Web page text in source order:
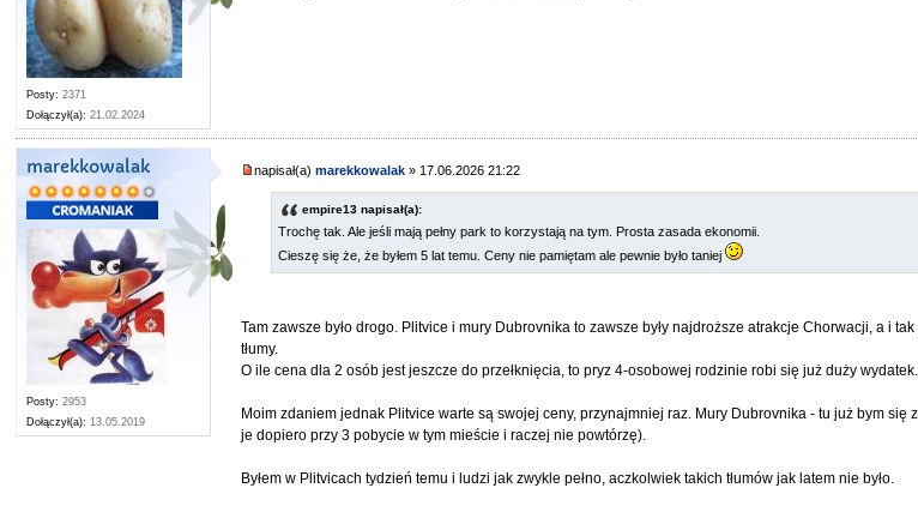
Posty: 2371
Dołączył(a): 21.02.2024
marekkowalak
Posty: 2953
Dołączył(a): 13.05.2019
napisał(a)marekkowalak » 17.06.2026 21:22
empire13 napisał(a):
Trochę tak. Ale jeśli mają pełny park to korzystają na tym. Prosta zasada ekonomii.
Cieszę się że, że byłem 5 lat temu. Ceny nie pamiętam ale pewnie było taniej
Tam zawsze było drogo. Plitvice i mury Dubrovnika to zawsze były najdroższe atrakcje Chorwacji, a i tak
tłumy.
O ile cena dla 2 osób jest jeszcze do przełknięcia, to pryz 4-osobowej rodzinie robi się już duży wydatek.
Moim zdaniem jednak Plitvice warte są swojej ceny, przynajmniej raz. Mury Dubrovnika - tu już bym się
je dopiero przy 3 pobycie w tym mieście i raczej nie powtórzę).
Byłem w Plitvicach tydzień temu i ludzi jak zwykle pełno, aczkolwiek takich tłumów jak latem nie było.